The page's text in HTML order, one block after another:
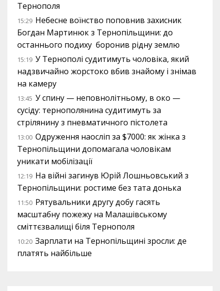
Тернополя
15:29 Небесне воїнство поповнив захисник
Богдан Мартинюк з Тернопільщини: до
останнього подиху боронив рідну землю
15:19 У Тернополі судитимуть чоловіка, який
надзвичайно жорстоко вбив знайому і знімав
на камеру
13:45 У спину — неповнолітньому, в око —
сусіду: тернополянина судитимуть за
стрілянину з пневматичного пістолета
13:00 Одруження наосліп за $7000: як жінка з
Тернопільщини допомагала чоловікам
уникати мобілізації
12:19 На війні загинув Юрій Лошньовський з
Тернопільщини: ростиме без тата донька
11:50 Рятувальники другу добу гасять
масштабну пожежу на Малашівському
сміттєзвалищі біля Тернополя
10:20 Зарплати на Тернопільщині зросли: де
платять найбільше